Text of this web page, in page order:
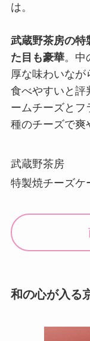
は。
武蔵野茶房の特
た目も豪華。中
厚な味わいなが
食べやすいと評
ームチーズとフ
種のチーズで爽
武蔵野茶房
特製焼チーズケ
和の心が入る